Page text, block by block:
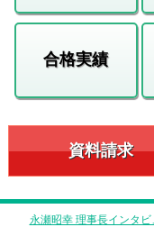
合格実績
資料請求
永瀬昭幸 理事長インタビ